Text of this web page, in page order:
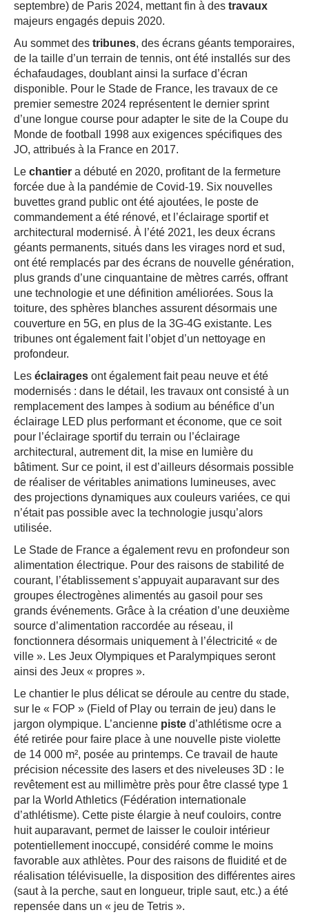
septembre) de Paris 2024, mettant fin à des travaux
majeurs engagés depuis 2020.
Au sommet des tribunes, des écrans géants temporaires,
de la taille d’un terrain de tennis, ont été installés sur des
échafaudages, doublant ainsi la surface d’écran
disponible. Pour le Stade de France, les travaux de ce
premier semestre 2024 représentent le dernier sprint
d’une longue course pour adapter le site de la Coupe du
Monde de football 1998 aux exigences spécifiques des
JO, attribués à la France en 2017.
Le chantier a débuté en 2020, profitant de la fermeture
forcée due à la pandémie de Covid-19. Six nouvelles
buvettes grand public ont été ajoutées, le poste de
commandement a été rénové, et l’éclairage sportif et
architectural modernisé. À l’été 2021, les deux écrans
géants permanents, situés dans les virages nord et sud,
ont été remplacés par des écrans de nouvelle génération,
plus grands d’une cinquantaine de mètres carrés, offrant
une technologie et une définition améliorées. Sous la
toiture, des sphères blanches assurent désormais une
couverture en 5G, en plus de la 3G-4G existante. Les
tribunes ont également fait l’objet d’un nettoyage en
profondeur.
Les éclairages ont également fait peau neuve et été
modernisés : dans le détail, les travaux ont consisté à un
remplacement des lampes à sodium au bénéfice d’un
éclairage LED plus performant et économe, que ce soit
pour l’éclairage sportif du terrain ou l’éclairage
architectural, autrement dit, la mise en lumière du
bâtiment. Sur ce point, il est d’ailleurs désormais possible
de réaliser de véritables animations lumineuses, avec
des projections dynamiques aux couleurs variées, ce qui
n’était pas possible avec la technologie jusqu’alors
utilisée.
Le Stade de France a également revu en profondeur son
alimentation électrique. Pour des raisons de stabilité de
courant, l’établissement s’appuyait auparavant sur des
groupes électrogènes alimentés au gasoil pour ses
grands événements. Grâce à la création d’une deuxième
source d’alimentation raccordée au réseau, il
fonctionnera désormais uniquement à l’électricité « de
ville ». Les Jeux Olympiques et Paralympiques seront
ainsi des Jeux « propres ».
Le chantier le plus délicat se déroule au centre du stade,
sur le « FOP » (Field of Play ou terrain de jeu) dans le
jargon olympique. L’ancienne piste d’athlétisme ocre a
été retirée pour faire place à une nouvelle piste violette
de 14 000 m², posée au printemps. Ce travail de haute
précision nécessite des lasers et des niveleuses 3D : le
revêtement est au millimètre près pour être classé type 1
par la World Athletics (Fédération internationale
d’athlétisme). Cette piste élargie à neuf couloirs, contre
huit auparavant, permet de laisser le couloir intérieur
potentiellement inoccupé, considéré comme le moins
favorable aux athlètes. Pour des raisons de fluidité et de
réalisation télévisuelle, la disposition des différentes aires
(saut à la perche, saut en longueur, triple saut, etc.) a été
repensée dans un « jeu de Tetris ».